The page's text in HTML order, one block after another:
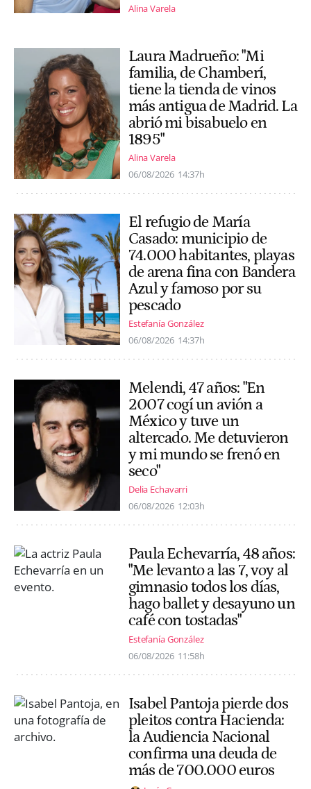
Alina Varela
Laura Madrueño: "Mi
familia, de Chamberí,
tiene la tienda de vinos
más antigua de Madrid. La
abrió mi bisabuelo en
1895"
Alina Varela
06/08/2026 14:37h
El refugio de María
Casado: municipio de
74.000 habitantes, playas
de arena fina con Bandera
Azul y famoso por su
pescado
Estefanía González
06/08/2026 14:37h
Melendi, 47 años: "En
2007 cogí un avión a
México y tuve un
altercado. Me detuvieron
y mi mundo se frenó en
seco"
Delia Echavarri
06/08/2026 12:03h
Paula Echevarría, 48 años:
"Me levanto a las 7, voy al
gimnasio todos los días,
hago ballet y desayuno un
café con tostadas"
Estefanía González
06/08/2026 11:58h
Isabel Pantoja pierde dos
pleitos contra Hacienda:
la Audiencia Nacional
confirma una deuda de
más de 700.000 euros